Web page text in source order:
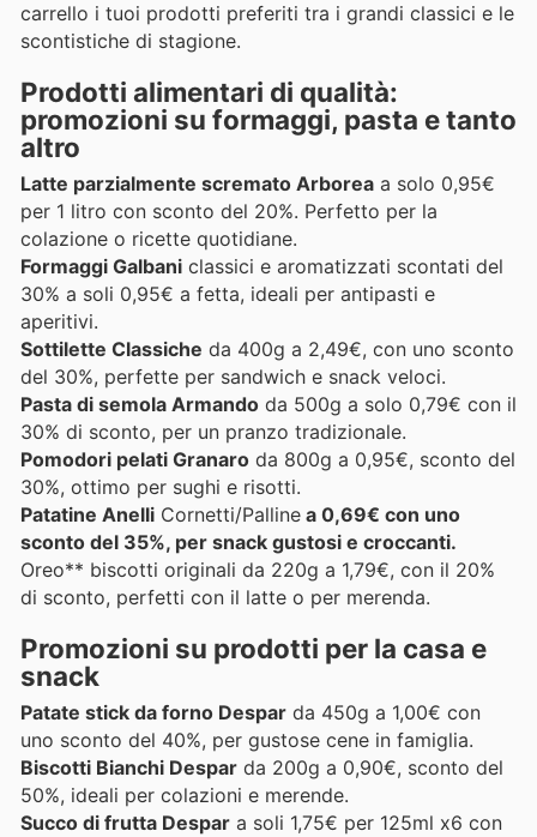
carrello i tuoi prodotti preferiti tra i grandi classici e le
scontistiche di stagione.
Prodotti alimentari di qualità:
promozioni su formaggi, pasta e tanto
altro
Latte parzialmente scremato Arborea a solo 0,95€
per 1 litro con sconto del 20%. Perfetto per la
colazione o ricette quotidiane.
Formaggi Galbani classici e aromatizzati scontati del
30% a soli 0,95€ a fetta, ideali per antipasti e
aperitivi.
Sottilette Classiche da 400g a 2,49€, con uno sconto
del 30%, perfette per sandwich e snack veloci.
Pasta di semola Armando da 500g a solo 0,79€ con il
30% di sconto, per un pranzo tradizionale.
Pomodori pelati Granaro da 800g a 0,95€, sconto del
30%, ottimo per sughi e risotti.
Patatine Anelli Cornetti/Palline a 0,69€ con uno
sconto del 35%, per snack gustosi e croccanti.
Oreo** biscotti originali da 220g a 1,79€, con il 20%
di sconto, perfetti con il latte o per merenda.
Promozioni su prodotti per la casa e
snack
Patate stick da forno Despar da 450g a 1,00€ con
uno sconto del 40%, per gustose cene in famiglia.
Biscotti Bianchi Despar da 200g a 0,90€, sconto del
50%, ideali per colazioni e merende.
Succo di frutta Despar a soli 1,75€ per 125ml x6 con